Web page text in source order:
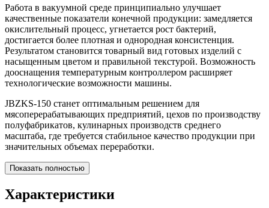
Работа в вакуумной среде принципиально улучшает
качественные показатели конечной продукции: замедляется
окислительный процесс, угнетается рост бактерий,
достигается более плотная и однородная консистенция.
Результатом становится товарный вид готовых изделий с
насыщенным цветом и правильной текстурой. Возможность
дооснащения температурным контроллером расширяет
технологические возможности машины.
JBZKS-150 станет оптимальным решением для
мясоперерабатывающих предприятий, цехов по производству
полуфабрикатов, кулинарных производств среднего
масштаба, где требуется стабильное качество продукции при
значительных объемах переработки.
Показать полностью
Характеристики